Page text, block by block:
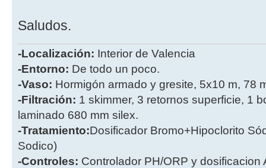
Saludos.
-Localización: Interior de Valencia
-Entorno: De todo un poco.
-Vaso: Hormigón armado y gresite, 5x10 m, 78
-Filtración: 1 skimmer, 3 retornos superficie, 1
laminado 680 mm silex.
-Tratamiento:Dosificador Bromo+Hipoclorito
Sodico)
-Controles: Controlador PH/ORP y dosificacion